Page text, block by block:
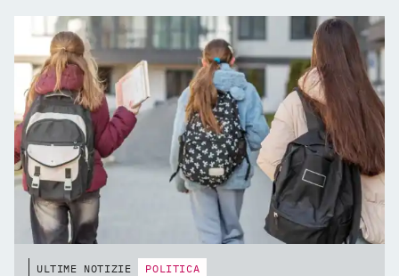
ULTIME NOTIZIE POLITICA